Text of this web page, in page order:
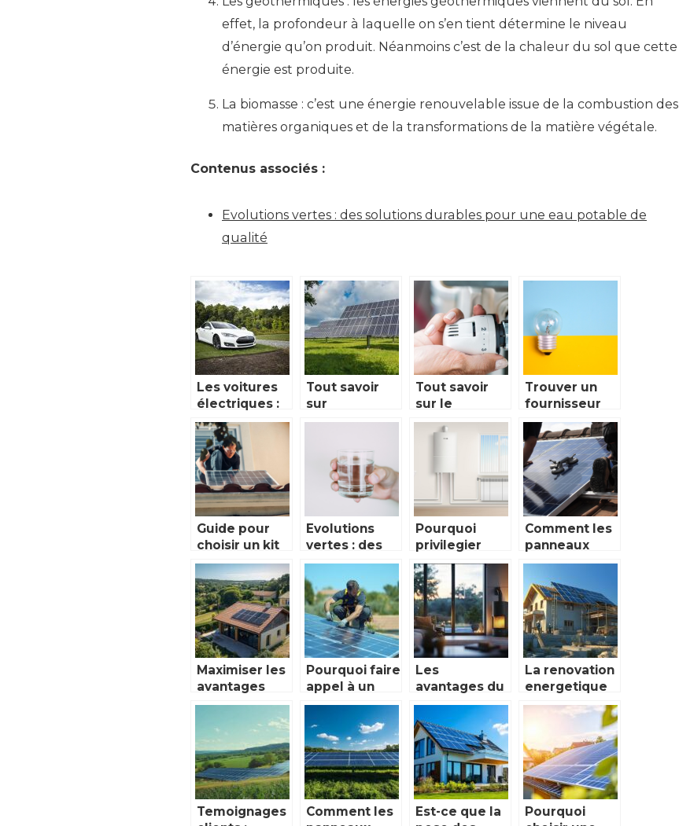
effet, la profondeur à laquelle on s’en tient détermine le niveau
d’énergie qu’on produit. Néanmoins c’est de la chaleur du sol que cette
énergie est produite.
La biomasse : c’est une énergie renouvelable issue de la combustion des
matières organiques et de la transformations de la matière végétale.
Contenus associés :
Evolutions vertes : des solutions durables pour une eau potable de
qualité
Les voitures
électriques :
les bienfaits
de leur
utilisation en
France
Tout savoir
sur
l’installation
centrale
solaire
Tout savoir
sur le
chauffage au
fioul
Trouver un
fournisseur
d’electricite
abordable et
fiable : les
secrets
devoiles
Guide pour
choisir un kit
solaire
adapte a vos
besoins
Evolutions
vertes : des
solutions
durables pour
une eau
potable de
qualite
Pourquoi
privilegier
l’entretien
regulier de sa
chaudiere ?
Comment les
panneaux
solaires
peuvent
réduire vos
factures
énergétiques
et votre
empreinte
carbone
Maximiser les
avantages
des
subventions
et aides pour
l’installation
de panneaux
solaires en
Nouvelle-
Aquitaine
Pourquoi faire
appel à un
installateur
photovoltaïque
pour votre
maison à
Toulouse ?
Les
avantages du
poêle à
granulés pour
se chauffer
La renovation
energetique
et la
professionnels
Temoignages
Comment les
Est-ce que la
Pourquoi